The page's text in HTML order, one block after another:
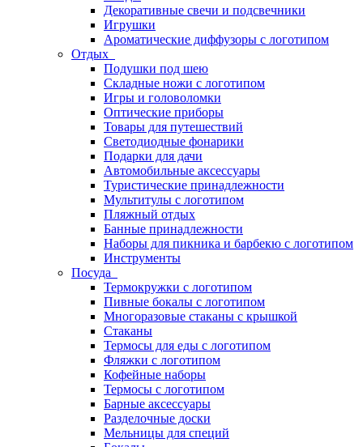
Декоративные свечи и подсвечники
Игрушки
Ароматические диффузоры с логотипом
Отдых
Подушки под шею
Складные ножи с логотипом
Игры и головоломки
Оптические приборы
Товары для путешествий
Светодиодные фонарики
Подарки для дачи
Автомобильные аксессуары
Туристические принадлежности
Мультитулы с логотипом
Пляжный отдых
Банные принадлежности
Наборы для пикника и барбекю с логотипом
Инструменты
Посуда
Термокружки с логотипом
Пивные бокалы с логотипом
Многоразовые стаканы с крышкой
Стаканы
Термосы для еды с логотипом
Фляжки с логотипом
Кофейные наборы
Термосы с логотипом
Барные аксессуары
Разделочные доски
Мельницы для специй